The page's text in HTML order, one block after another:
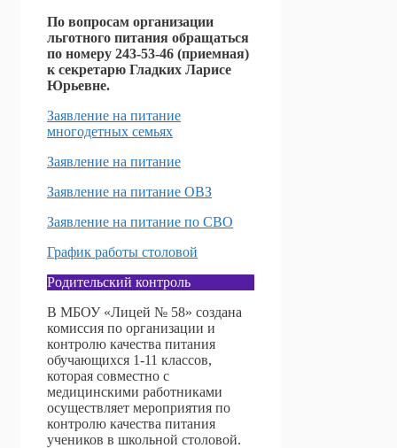
По вопросам организации
льготного питания обращаться
по номеру 243-53-46 (приемная)
к секретарю Гладких Ларисе
Юрьевне.
Заявление на питание
многодетных семьях
Заявление на питание
Заявление на питание ОВЗ
Заявление на питание по СВО
График работы столовой
Родительский контроль
В МБОУ «Лицей № 58» создана
комиссия по организации и
контролю качества питания
обучающихся 1-11 классов,
которая совместно с
медицинскими работниками
осуществляет мероприятия по
контролю качества питания
учеников в школьной столовой.